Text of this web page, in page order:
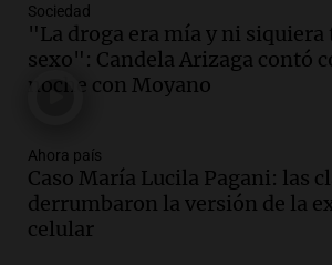
Audio.
de semana helado y
marchan contra reforma
Panorama Federal
Audio.
El "Mono" de
adelantó su show en
Viva la Radio Rosario
Episodios
Sociedad
"La droga era mía y ni
sexo": Candela Arizaga contó
noche con Moyano
Ahora país
Caso María Lucila Pagani: las
derrumbaron la versión de la
celular